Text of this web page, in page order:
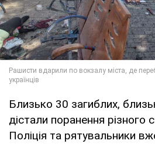
Близько 30 загиблих,
дістали поранення різного
Поліція та рятувальники